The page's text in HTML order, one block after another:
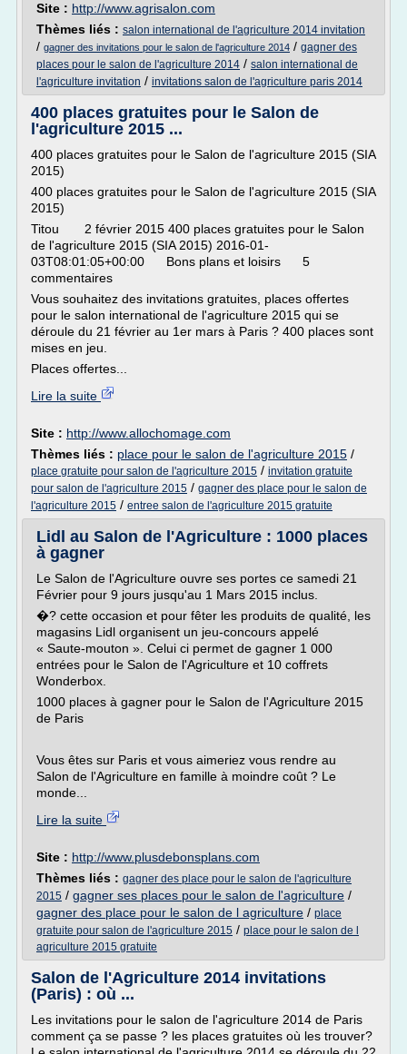
Site : http://www.agrisalon.com
Thèmes liés : salon international de l'agriculture 2014 invitation
/ gagner des invitations pour le salon de l'agriculture 2014 / gagner des
places pour le salon de l'agriculture 2014 / salon international de
l'agriculture invitation / invitations salon de l'agriculture paris 2014
400 places gratuites pour le Salon de
l'agriculture 2015 ...
400 places gratuites pour le Salon de l'agriculture 2015 (SIA
2015)
400 places gratuites pour le Salon de l'agriculture 2015 (SIA
2015)
Titou 2 février 2015 400 places gratuites pour le Salon
de l'agriculture 2015 (SIA 2015) 2016-01-
03T08:01:05+00:00 Bons plans et loisirs 5
commentaires
Vous souhaitez des invitations gratuites, places offertes
pour le salon international de l'agriculture 2015 qui se
déroule du 21 février au 1er mars à Paris ? 400 places sont
mises en jeu.
Places offertes...
Lire la suite
Site : http://www.allochomage.com
Thèmes liés : place pour le salon de l'agriculture 2015 /
place gratuite pour salon de l'agriculture 2015 / invitation gratuite
pour salon de l'agriculture 2015 / gagner des place pour le salon de
l'agriculture 2015 / entree salon de l'agriculture 2015 gratuite
Lidl au Salon de l'Agriculture : 1000 places
à gagner
Le Salon de l'Agriculture ouvre ses portes ce samedi 21
Février pour 9 jours jusqu'au 1 Mars 2015 inclus.
�? cette occasion et pour fêter les produits de qualité, les
magasins Lidl organisent un jeu-concours appelé
« Saute-mouton ». Celui ci permet de gagner 1 000
entrées pour le Salon de l'Agriculture et 10 coffrets
Wonderbox.
1000 places à gagner pour le Salon de l'Agriculture 2015
de Paris
Vous êtes sur Paris et vous aimeriez vous rendre au
Salon de l'Agriculture en famille à moindre coût ? Le
monde...
Lire la suite
Site : http://www.plusdebonsplans.com
Thèmes liés : gagner des place pour le salon de l'agriculture
2015 / gagner ses places pour le salon de l'agriculture /
gagner des place pour le salon de l agriculture / place
gratuite pour salon de l'agriculture 2015 / place pour le salon de l
agriculture 2015 gratuite
Salon de l'Agriculture 2014 invitations
(Paris) : où ...
Les invitations pour le salon de l'agriculture 2014 de Paris
comment ça se passe ? les places gratuites où les trouver?